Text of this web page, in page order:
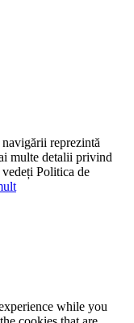
reprezintă
multe detalii privind
Politica de
while you